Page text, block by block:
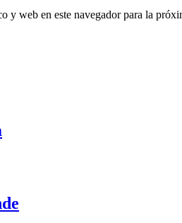
y web en este navegador para la